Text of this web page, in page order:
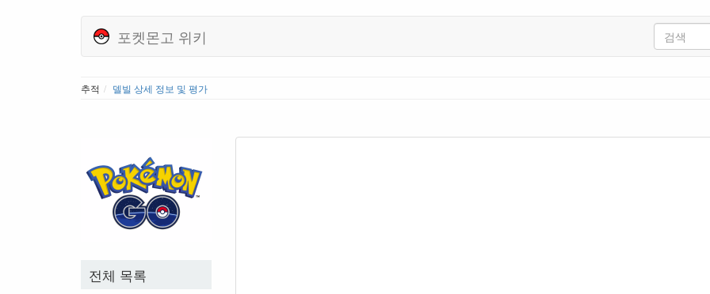
포켓몬고 위키
추적 델빌 상세 정보 및 평가
전체 목록